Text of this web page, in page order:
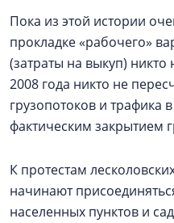
Пока из этой истории
прокладке «рабочего»
(затраты на выкуп) никто
2008 года никто не
грузопотоков и трафика
фактическим закрытием
К протестам
начинают
населенных пунктов и